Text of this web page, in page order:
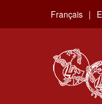
main
Français